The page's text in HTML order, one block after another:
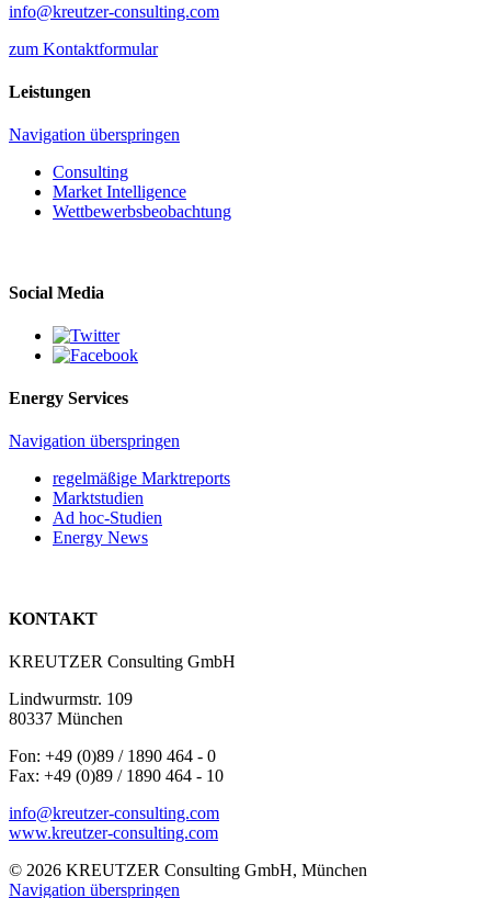
info@kreutzer-consulting.com
zum Kontaktformular
Leistungen
Navigation überspringen
Consulting
Market Intelligence
Wettbewerbs­beobachtung
Social Media
Energy Services
Navigation überspringen
regelmäßige Marktreports
Marktstudien
Ad hoc-Studien
Energy News
KONTAKT
KREUTZER Consulting GmbH
Lindwurmstr. 109
80337 München
Fon: +49 (0)89 / 1890 464 - 0
Fax: +49 (0)89 / 1890 464 - 10
info@kreutzer-consulting.com
www.kreutzer-consulting.com
© 2026 KREUTZER Consulting GmbH, München
Navigation überspringen